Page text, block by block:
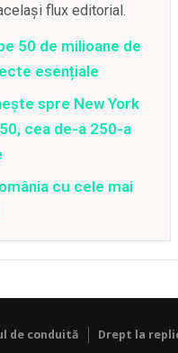
flux editorial.
50 de milioane de
esențiale
spre New York
cea de-a 250-a
cu cele mai
de conduită Drept la